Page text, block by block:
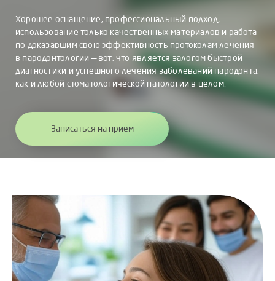
Хорошее оснащение, профессиональный подход,
использование только качественных материалов и работа
по доказавшим свою эффективность протоколам лечения
в пародонтологии — вот, что является залогом быстрой
диагностики и успешного лечения заболеваний пародонта,
как и любой стоматологической патологии в целом.
Записаться на прием